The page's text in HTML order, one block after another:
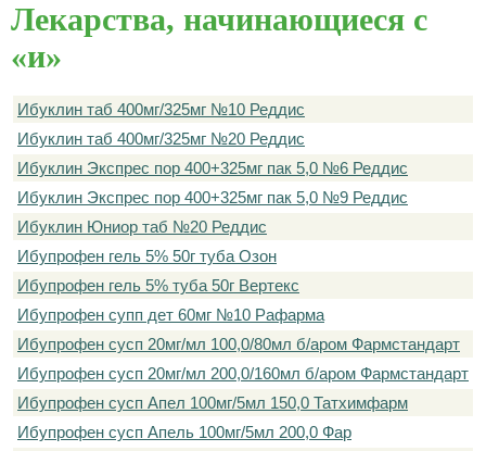
Лекарства, начинающиеся с
«и»
Ибуклин таб 400мг/325мг №10 Реддис
Ибуклин таб 400мг/325мг №20 Реддис
Ибуклин Экспрес пор 400+325мг пак 5,0 №6 Реддис
Ибуклин Экспрес пор 400+325мг пак 5,0 №9 Реддис
Ибуклин Юниор таб №20 Реддис
Ибупрофен гель 5% 50г туба Озон
Ибупрофен гель 5% туба 50г Вертекс
Ибупрофен супп дет 60мг №10 Рафарма
Ибупрофен сусп 20мг/мл 100,0/80мл б/аром Фармстандарт
Ибупрофен сусп 20мг/мл 200,0/160мл б/аром Фармстандарт
Ибупрофен сусп Апел 100мг/5мл 150,0 Татхимфарм
Ибупрофен сусп Апель 100мг/5мл 200,0 Фар